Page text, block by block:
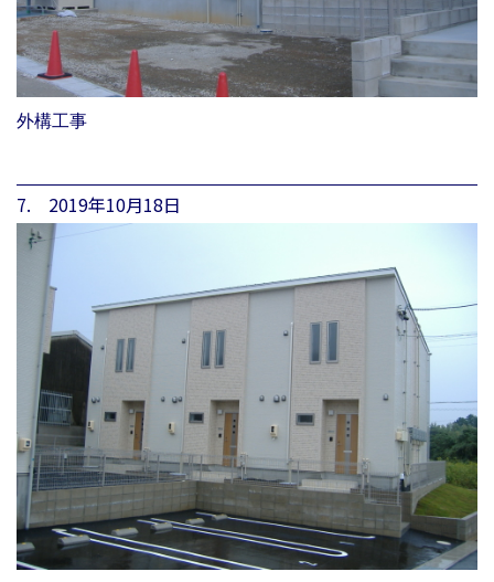
外構工事
7. 2019年10月18日